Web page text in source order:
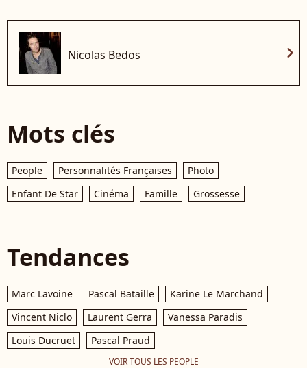
Nicolas Bedos chevron_right
Mots clés
People Personnalités Françaises
Photo
Enfant De Star
Cinéma Famille Grossesse
Tendances
Marc Lavoine Pascal Bataille
Karine Le Marchand
Vincent Niclo
Laurent Gerra
Vanessa Paradis
Louis Ducruet
Pascal Praud
VOIR TOUS LES PEOPLE